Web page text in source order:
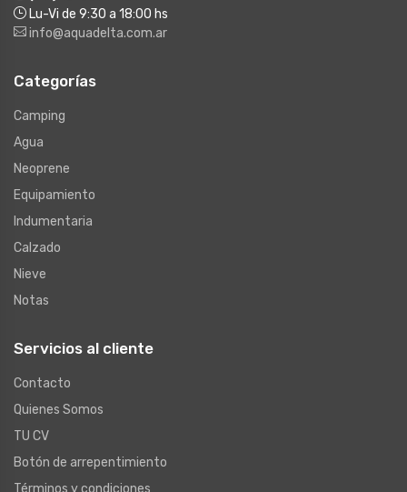
Lu-Vi de 9:30 a 18:00 hs
info@aquadelta.com.ar
Categorías
Camping
Agua
Neoprene
Equipamiento
Indumentaria
Calzado
Nieve
Notas
Servicios al cliente
Contacto
Quienes Somos
TU CV
Botón de arrepentimiento
Términos y condiciones